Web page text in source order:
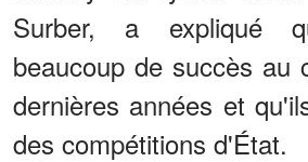
Surber, a expliqué
beaucoup de succès au
dernières années et
des compétitions d'État.